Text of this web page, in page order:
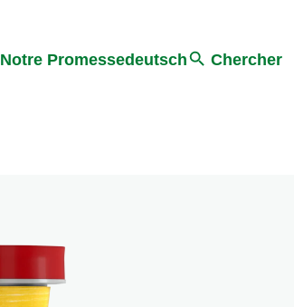
Notre Promessedeutsch Chercher